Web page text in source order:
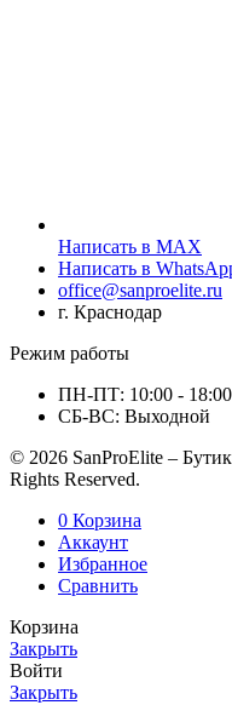
Написать в MAX
Написать в
office@sanproelite.ru
г. Краснодар
Режим работы
ПН-ПТ: 10:00 - 18:00
СБ-ВС: Выходной
© 2026 SanProElite –
Rights Reserved.
0 Корзина
Аккаунт
Избранное
Сравнить
Корзина
Закрыть
Войти
Закрыть